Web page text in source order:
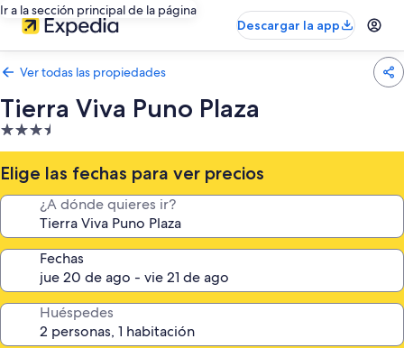
Ir a la sección principal de la página
Descargar la app
Ver todas las propiedades
Tierra Viva Puno Plaza
Propiedad
de
3.5
estrellas
Elige las fechas para ver precios
¿A dónde quieres ir?
Fechas
Huéspedes